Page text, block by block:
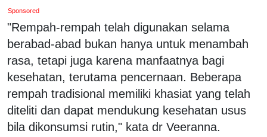
Sponsored
"Rempah-rempah telah digunakan selama
berabad-abad bukan hanya untuk menambah
rasa, tetapi juga karena manfaatnya bagi
kesehatan, terutama pencernaan. Beberapa
rempah tradisional memiliki khasiat yang telah
diteliti dan dapat mendukung kesehatan usus
bila dikonsumsi rutin," kata dr Veeranna.